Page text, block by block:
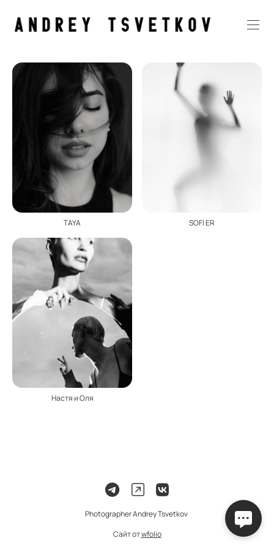
TAYA SOFI ER
Настя и Оля
Photographer Andrey Tsvetkov
Сайт отwfolio